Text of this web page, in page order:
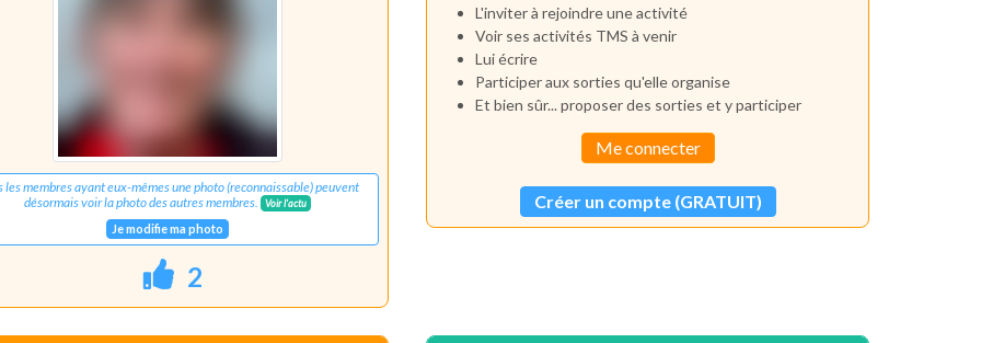
les membres ayant eux-mêmes une photo (reconnaissable) peuvent
désormais voir la photo des autres membres.
Voir l'actu
Je modifie ma photo
2
L'inviter à rejoindre une activité
Voir ses activités TMS à venir
Lui écrire
Participer aux sorties qu'elle organise
Et bien sûr... proposer des sorties et y participer
Me connecter
Créer un compte (GRATUIT)